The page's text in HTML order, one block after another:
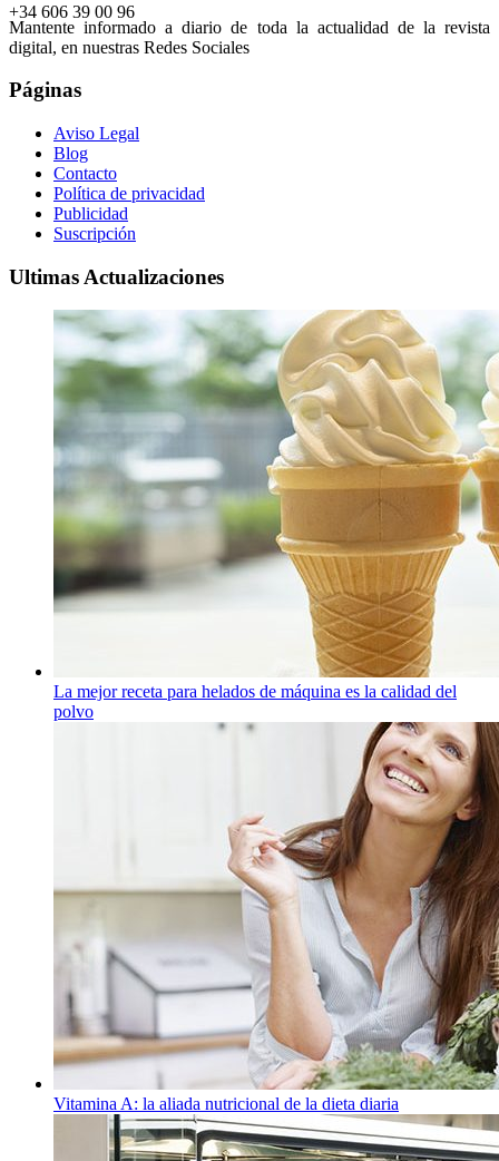
+34 606 39 00 96
Mantente informado a diario de toda la actualidad de la revista
digital, en nuestras Redes Sociales
Páginas
Aviso Legal
Blog
Contacto
Política de privacidad
Publicidad
Suscripción
Ultimas Actualizaciones
La mejor receta para helados de máquina es la calidad del
polvo
Vitamina A: la aliada nutricional de la dieta diaria